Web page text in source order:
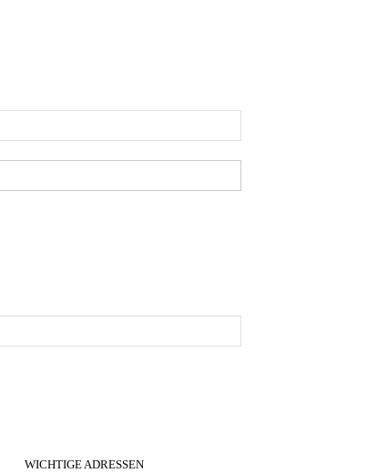
WICHTIGE ADRESSEN